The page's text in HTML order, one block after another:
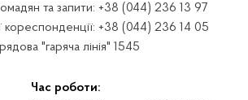
та запити: +38 (044) 236 13 97
+38 (044) 236 14 05
"гаряча лінія" 1545
Час роботи: